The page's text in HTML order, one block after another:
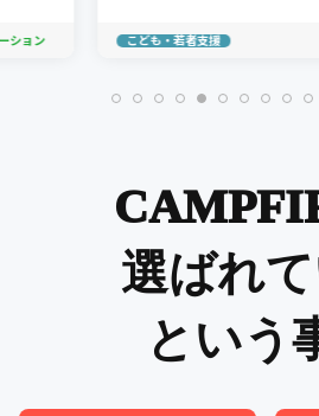
ション こども・若者支援
選ばれ
という